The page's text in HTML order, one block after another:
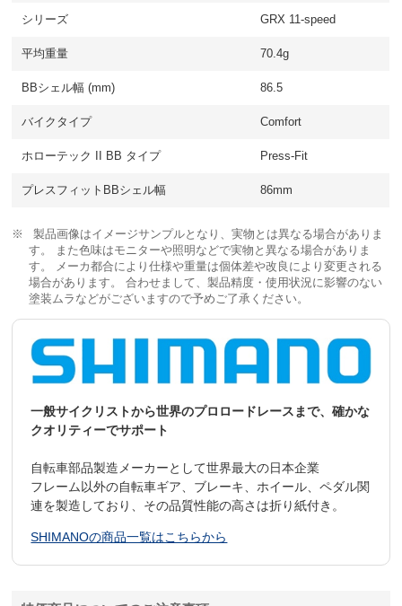
シリーズ GRX 11-speed
平均重量 70.4g
BBシェル幅 (mm) 86.5
バイクタイプ Comfort
ホローテック II BB タイプ Press-Fit
プレスフィットBBシェル幅 86mm
製品画像はイメージサンプルとなり、実物とは異なる場合がありま
す。 また色味はモニターや照明などで実物と異なる場合がありま
す。 メーカ都合により仕様や重量は個体差や改良により変更される
場合があります。 合わせまして、製品精度・使用状況に影響のない
塗装ムラなどがございますので予めご了承ください。
一般サイクリストから世界のプロロードレースまで、確かな
クオリティーでサポート
自転車部品製造メーカーとして世界最大の日本企業
フレーム以外の自転車ギア、ブレーキ、ホイール、ペダル関
連を製造しており、その品質性能の高さは折り紙付き。
SHIMANOの商品一覧はこちらから